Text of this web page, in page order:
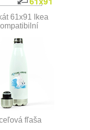
61x91 Ikea
fľaša